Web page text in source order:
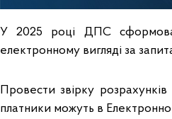
У 2025 році ДПС
електронному вигляді за
Провести звірку
платники можуть в